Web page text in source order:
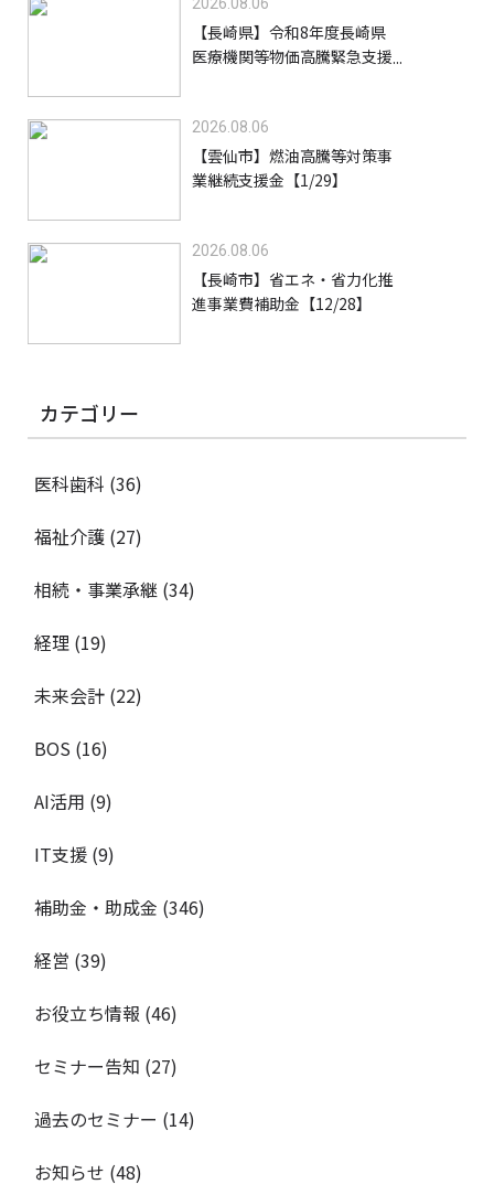
2026.08.06
【長崎県】令和8年度長崎県
医療機関等物価高騰緊急支援
2026.08.06
【雲仙市】燃油高騰等対策事
業継続支援金【1/29】
2026.08.06
【長崎市】省エネ・省力化推
進事業費補助金【12/28】
カテゴリー
医科歯科 (36)
福祉介護 (27)
相続・事業承継 (34)
経理 (19)
未来会計 (22)
BOS (16)
AI活用 (9)
IT支援 (9)
補助金・助成金 (346)
経営 (39)
お役立ち情報 (46)
セミナー告知 (27)
過去のセミナー (14)
お知らせ (48)